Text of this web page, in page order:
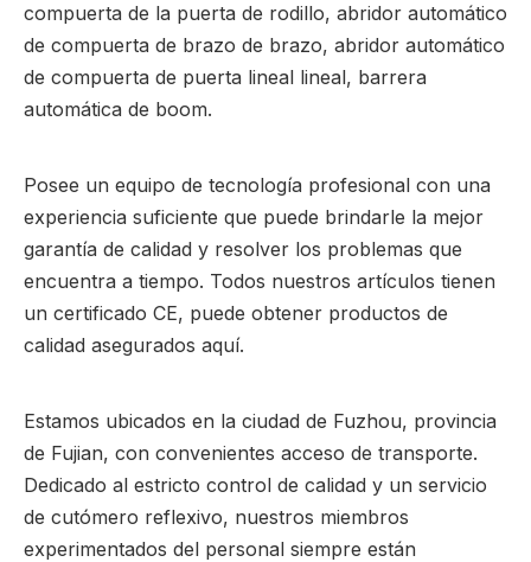
compuerta de la puerta de rodillo, abridor automático
de compuerta de brazo de brazo, abridor automático
de compuerta de puerta lineal lineal, barrera
automática de boom.
Posee un equipo de tecnología profesional con una
experiencia suficiente que puede brindarle la mejor
garantía de calidad y resolver los problemas que
encuentra a tiempo. Todos nuestros artículos tienen
un certificado CE, puede obtener productos de
calidad asegurados aquí.
Estamos ubicados en la ciudad de Fuzhou, provincia
de Fujian, con convenientes acceso de transporte.
Dedicado al estricto control de calidad y un servicio
de cutómero reflexivo, nuestros miembros
experimentados del personal siempre están